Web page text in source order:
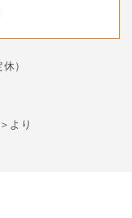
）
より